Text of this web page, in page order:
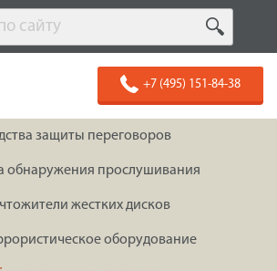
+7 (495) 151-84-38
защиты переговоров
обнаружения прослушивания
жестких дисков
оборудование